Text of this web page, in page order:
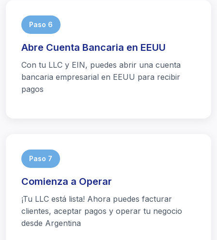
Paso 6
Abre Cuenta Bancaria en EEUU
Con tu LLC y EIN, puedes abrir una cuenta
bancaria empresarial en EEUU para recibir
pagos
Paso 7
Comienza a Operar
¡Tu LLC está lista! Ahora puedes facturar
clientes, aceptar pagos y operar tu negocio
desde Argentina